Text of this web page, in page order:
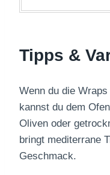
Tipps &
Wenn du die
kannst du dem
Oliven oder
bringt mediterrane
Geschmack.